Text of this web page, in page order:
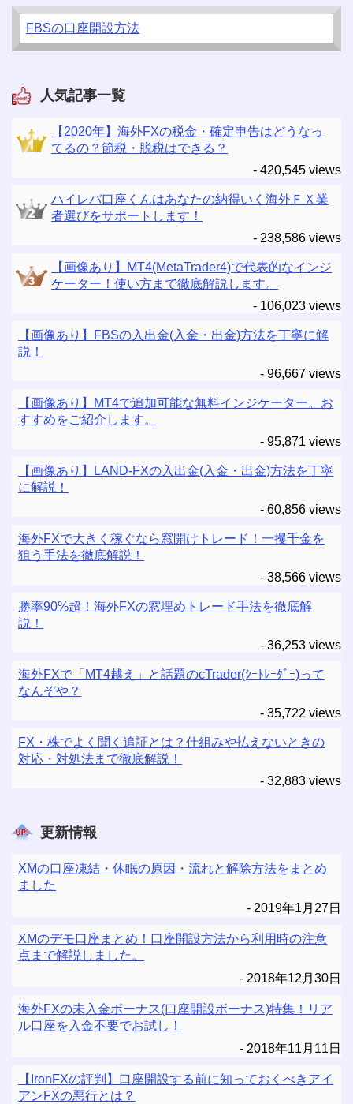
FBSの口座開設方法
人気記事一覧
【2020年】海外FXの税金・確定申告はどうなっ
てるの？節税・脱税はできる？
- 420,545 views
ハイレバ口座くんはあなたの納得いく海外ＦＸ業
者選びをサポートします！
- 238,586 views
【画像あり】MT4(MetaTrader4)で代表的なインジ
ケーター！使い方まで徹底解説します。
- 106,023 views
【画像あり】FBSの入出金(入金・出金)方法を丁寧に解
説！
- 96,667 views
【画像あり】MT4で追加可能な無料インジケーター。お
すすめをご紹介します。
- 95,871 views
【画像あり】LAND-FXの入出金(入金・出金)方法を丁寧
に解説！
- 60,856 views
海外FXで大きく稼ぐなら窓開けトレード！一攫千金を
狙う手法を徹底解説！
- 38,566 views
勝率90%超！海外FXの窓埋めトレード手法を徹底解
説！
- 36,253 views
海外FXで「MT4越え」と話題のcTrader(ｼｰﾄﾚｰﾀﾞｰ)って
なんぞや？
- 35,722 views
FX・株でよく聞く追証とは？仕組みや払えないときの
対応・対処法まで徹底解説！
- 32,883 views
更新情報
XMの口座凍結・休眠の原因・流れと解除方法をまとめ
ました
2019年1月27日
XMのデモ口座まとめ！口座開設方法から利用時の注意
点まで解説しました。
2018年12月30日
海外FXの未入金ボーナス(口座開設ボーナス)特集！リア
ル口座を入金不要でお試し！
2018年11月11日
【IronFXの評判】口座開設する前に知っておくべきアイ
アンFXの悪行とは？